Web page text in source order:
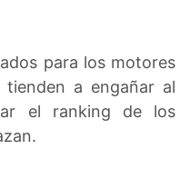
para los motores
tienden a engañar al
el ranking de los